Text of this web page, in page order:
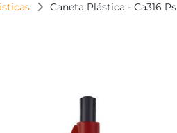
Caneta Plástica - Ca316 Ps